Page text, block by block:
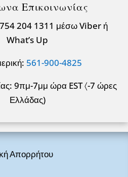
Επικοινωνίας
204 1311 μέσω Viber ή
What’s Up
561-900-4825
9πμ-7μμ ώρα EST 〈-7 ώρες
Ελλάδας)
Απορρήτου